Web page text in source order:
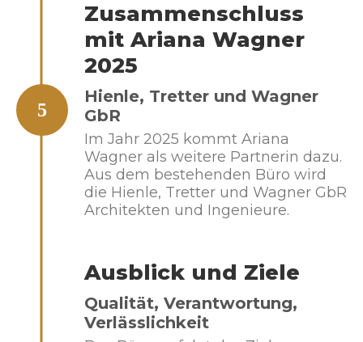
5
Zusammenschluss
mit Ariana Wagner
2025
Hienle, Tretter und Wagner
GbR
Im Jahr 2025 kommt Ariana
Wagner als weitere Partnerin dazu.
Aus dem bestehenden Büro wird
die Hienle, Tretter und Wagner GbR
Architekten und Ingenieure.
Ausblick und Ziele
Qualität, Verantwortung,
Verlässlichkeit